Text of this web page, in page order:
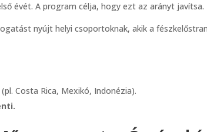
évét. A program célja, hogy ezt az arányt javítsa.
nyújt helyi csoportoknak, akik a
Costa Rica, Mexikó, Indonézia).